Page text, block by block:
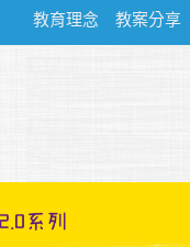
教育理念 教案分享